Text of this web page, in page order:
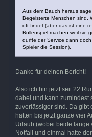
Aus dem Bauch heraus
Begeisterte Menschen sind.
oft findet (aber das ist eine
Rollenspiel machen weil sie
dürfte der Service dann
Spieler die Session).
Danke für deinen Bericht!
Also ich bin jetzt seit 22
dabei und kann zumindest
zuverlässiger sind. Da gibt
hatten bis jetzt ganze vier
Urlaub (wobei beide lange
Notfall und einmal hatte